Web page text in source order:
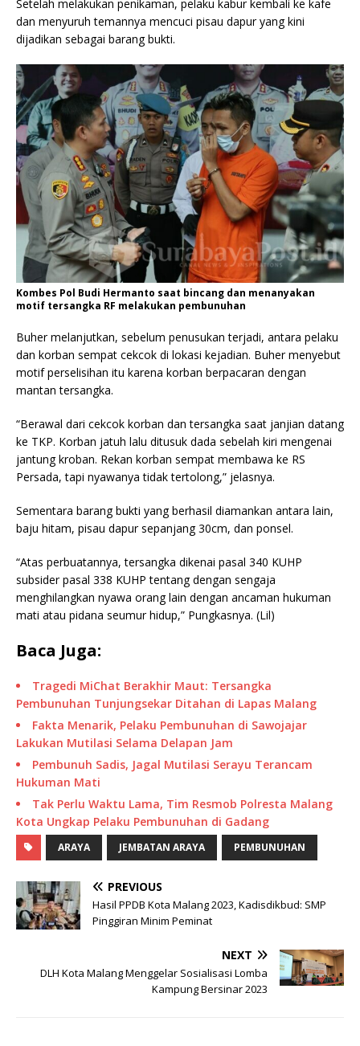
Setelah melakukan penikaman, pelaku kabur kembali ke kafe
dan menyuruh temannya mencuci pisau dapur yang kini
dijadikan sebagai barang bukti.
Kombes Pol Budi Hermanto saat bincang dan menanyakan
motif tersangka RF melakukan pembunuhan
Buher melanjutkan, sebelum penusukan terjadi, antara pelaku
dan korban sempat cekcok di lokasi kejadian. Buher menyebut
motif perselisihan itu karena korban berpacaran dengan
mantan tersangka.
“Berawal dari cekcok korban dan tersangka saat janjian datang
ke TKP. Korban jatuh lalu ditusuk dada sebelah kiri mengenai
jantung kroban. Rekan korban sempat membawa ke RS
Persada, tapi nyawanya tidak tertolong,” jelasnya.
Sementara barang bukti yang berhasil diamankan antara lain,
baju hitam, pisau dapur sepanjang 30cm, dan ponsel.
“Atas perbuatannya, tersangka dikenai pasal 340 KUHP
subsider pasal 338 KUHP tentang dengan sengaja
menghilangkan nyawa orang lain dengan ancaman hukuman
mati atau pidana seumur hidup,” Pungkasnya. (Lil)
Baca Juga:
Tragedi MiChat Berakhir Maut: Tersangka
Pembunuhan Tunjungsekar Ditahan di Lapas Malang
Fakta Menarik, Pelaku Pembunuhan di Sawojajar
Lakukan Mutilasi Selama Delapan Jam
Pembunuh Sadis, Jagal Mutilasi Serayu Terancam
Hukuman Mati
Tak Perlu Waktu Lama, Tim Resmob Polresta Malang
Kota Ungkap Pelaku Pembunuhan di Gadang
ARAYA JEMBATAN ARAYA PEMBUNUHAN
PREVIOUS
Hasil PPDB Kota Malang 2023, Kadisdikbud: SMP
Pinggiran Minim Peminat
NEXT
DLH Kota Malang Menggelar Sosialisasi Lomba
Kampung Bersinar 2023